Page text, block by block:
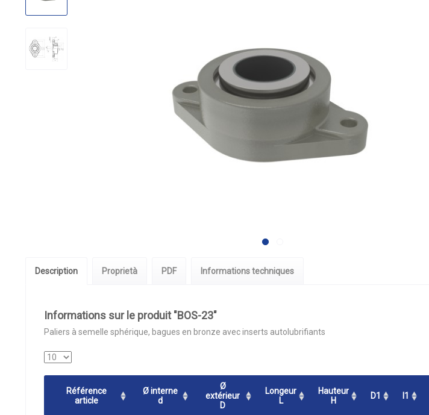
Description Proprietà PDF Informations techniques
Informations sur le produit "BOS-23"
Paliers à semelle sphérique, bagues en bronze avec inserts autolubrifiants
Référence
article
Ø interne
d
Ø
extérieur
D
Longeur
L
Hauteur
H
D1 l1